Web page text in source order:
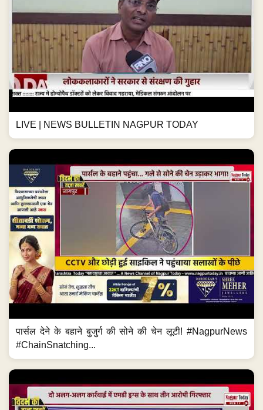
LIVE | NEWS BULLETIN NAGPUR TODAY
पार्सल देने के बहाने बुजुर्ग की सोने की चेन लूटी! #NagpurNews
#ChainSnatching...